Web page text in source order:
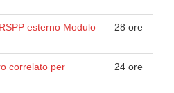
esterno Modulo
28 ore
correlato per
24 ore